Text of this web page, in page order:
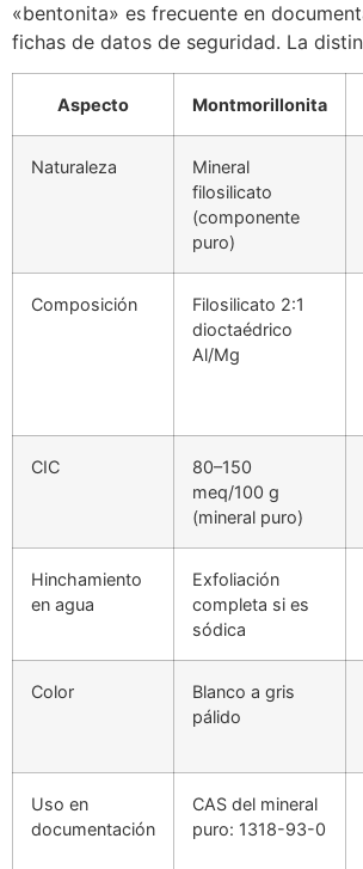
«bentonita» es frecuente en
fichas de datos de seguridad. La
Aspecto Montmorillonita
Naturaleza
Mineral
filosilicato
(componente
puro)
Composición
Filosilicato 2:1
dioctaédrico
Al/Mg
CIC
80–150
meq/100 g
(mineral puro)
Hinchamiento
en agua
Exfoliación
completa si es
sódica
Color
Blanco a gris
pálido
Uso en
documentación
CAS del mineral
puro: 1318-93-0